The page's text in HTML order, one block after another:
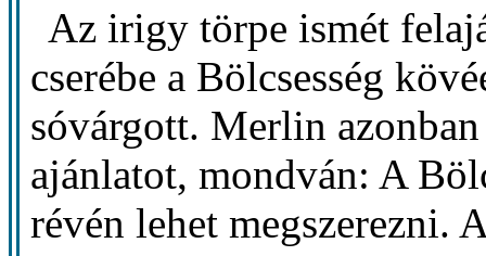
Az irigy törpe ismét
cserébe a Bölcsesség
sóvárgott. Merlin
ajánlatot, mondván: A
révén lehet megszerezni.